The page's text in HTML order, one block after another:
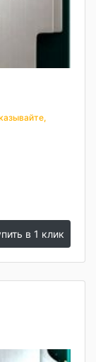
в 1 клик